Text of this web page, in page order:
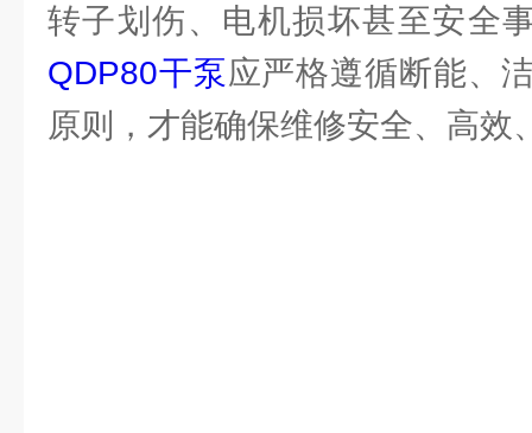
转子划伤、电机损坏甚至安全
QDP80干泵应严格遵循断能、
原则，才能确保维修安全、高效